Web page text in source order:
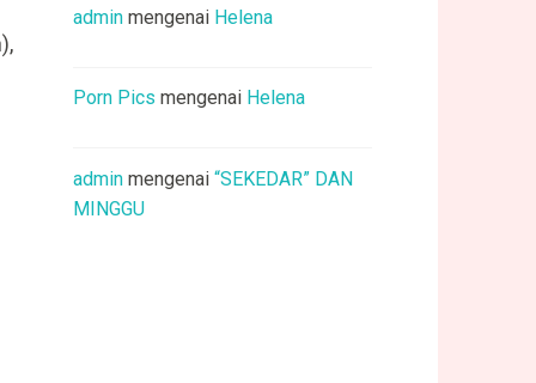
admin mengenai Helena
Porn Pics mengenai Helena
admin mengenai “SEKEDAR” DAN
MINGGU